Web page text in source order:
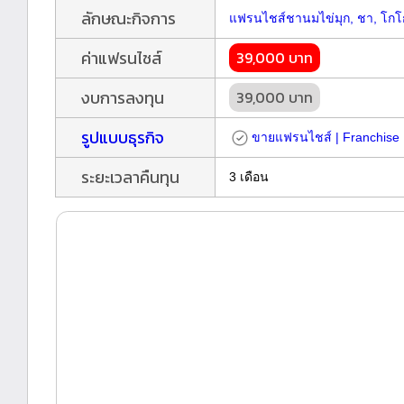
ลักษณะกิจการ แฟรนไชส์ชานมไข่มุก, ชา, โกโ
ค่าแฟรนไชส์ 39,000 บาท
งบการลงทุน 39,000 บาท
รูปแบบธุรกิจ ขายแฟรนไชส์ | Franchise
ระยะเวลาคืนทุน 3 เดือน